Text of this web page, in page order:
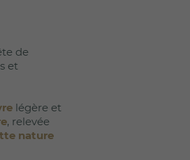
de
et
légère et
, relevée
nature